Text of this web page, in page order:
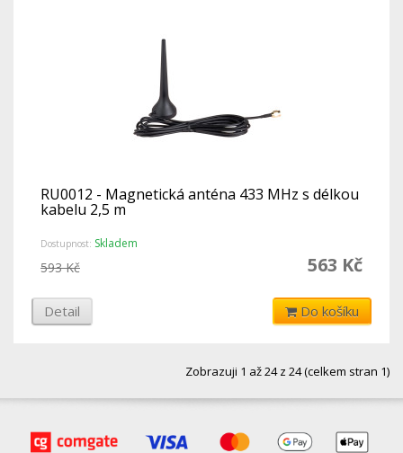
RU0012 - Magnetická anténa 433 MHz s délkou
kabelu 2,5 m
Dostupnost: Skladem
563 Kč
593 Kč
Detail Do košíku
Zobrazuji 1 až 24 z 24 (celkem stran 1)